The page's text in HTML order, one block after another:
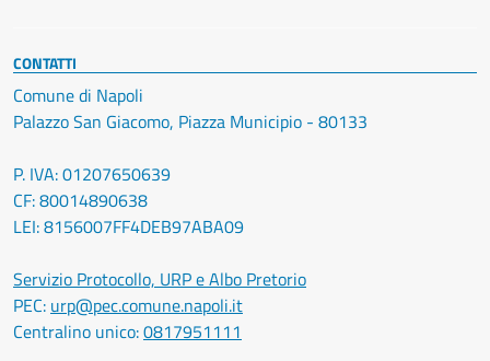
CONTATTI
Comune di Napoli
Palazzo San Giacomo, Piazza Municipio - 80133
P. IVA: 01207650639
CF: 80014890638
LEI: 8156007FF4DEB97ABA09
Servizio Protocollo, URP e Albo Pretorio
PEC: urp@pec.comune.napoli.it
Centralino unico:0817951111